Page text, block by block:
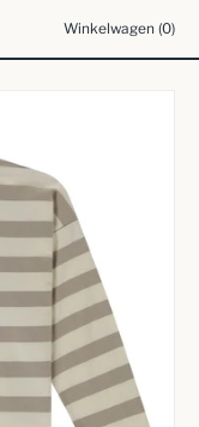
Winkelwagen (0)